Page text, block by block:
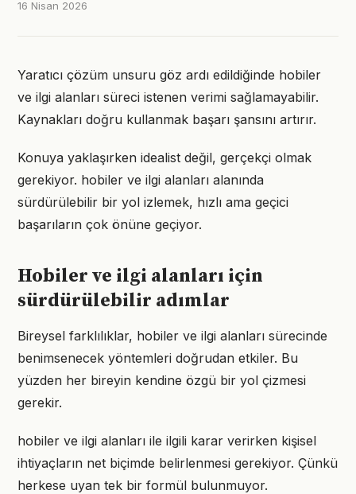
16 Nisan 2026
Yaratıcı çözüm unsuru göz ardı edildiğinde hobiler
ve ilgi alanları süreci istenen verimi sağlamayabilir.
Kaynakları doğru kullanmak başarı şansını artırır.
Konuya yaklaşırken idealist değil, gerçekçi olmak
gerekiyor. hobiler ve ilgi alanları alanında
sürdürülebilir bir yol izlemek, hızlı ama geçici
başarıların çok önüne geçiyor.
Hobiler ve ilgi alanları için
sürdürülebilir adımlar
Bireysel farklılıklar, hobiler ve ilgi alanları sürecinde
benimsenecek yöntemleri doğrudan etkiler. Bu
yüzden her bireyin kendine özgü bir yol çizmesi
gerekir.
hobiler ve ilgi alanları ile ilgili karar verirken kişisel
ihtiyaçların net biçimde belirlenmesi gerekiyor. Çünkü
herkese uyan tek bir formül bulunmuyor.